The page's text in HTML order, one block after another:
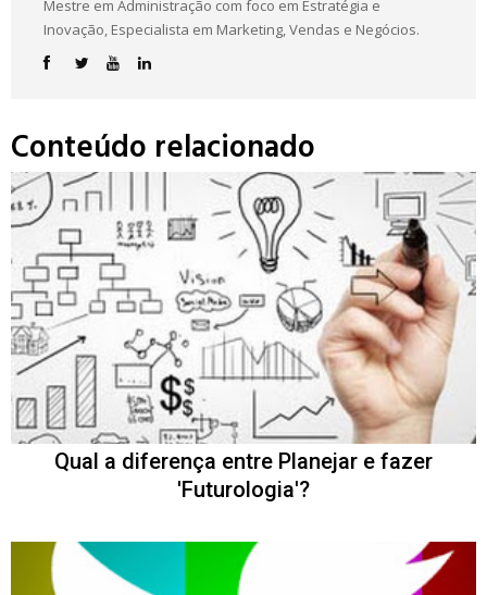
Mestre em Administração com foco em Estratégia e
Inovação, Especialista em Marketing, Vendas e Negócios.
Conteúdo relacionado
Qual a diferença entre Planejar e fazer
'Futurologia'?